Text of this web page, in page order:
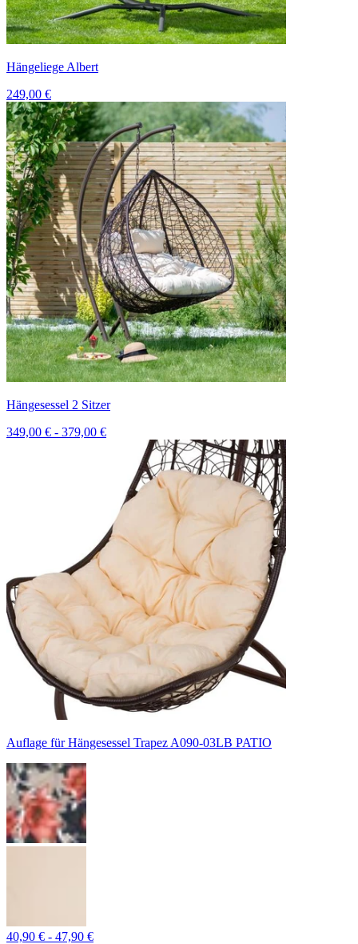
Hängeliege Albert
249,00 €
Hängesessel 2 Sitzer
349,00 € - 379,00 €
Auflage für Hängesessel Trapez A090-03LB PATIO
40,90 € - 47,90 €